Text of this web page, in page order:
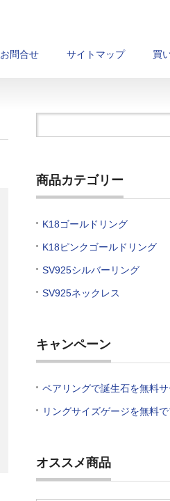
お問合せ サイトマップ 買
商品カテゴリー
K18ゴールドリング
K18ピンクゴールドリング
SV925シルバーリング
SV925ネックレス
キャンペーン
ペアリングで誕生石を無料サ
リングサイズゲージを無料
オススメ商品